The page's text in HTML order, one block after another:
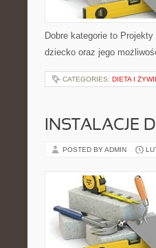
Dobre kategorie to
dziecko oraz jego
CATEGORIES: DIETA I
INSTALACJE
POSTED BY ADMIN